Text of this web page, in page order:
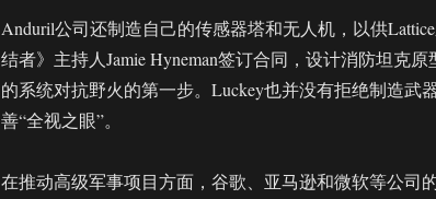
Anduril公司还制造自己的传感器塔和无人机，以供
结者》主持人Jamie Hyneman签订合同，设计消防坦克
的系统对抗野火的第一步。Luckey也并没有拒绝制造武
善“全视之眼”。
在推动高级军事项目方面，谷歌、亚马逊和微软等公司